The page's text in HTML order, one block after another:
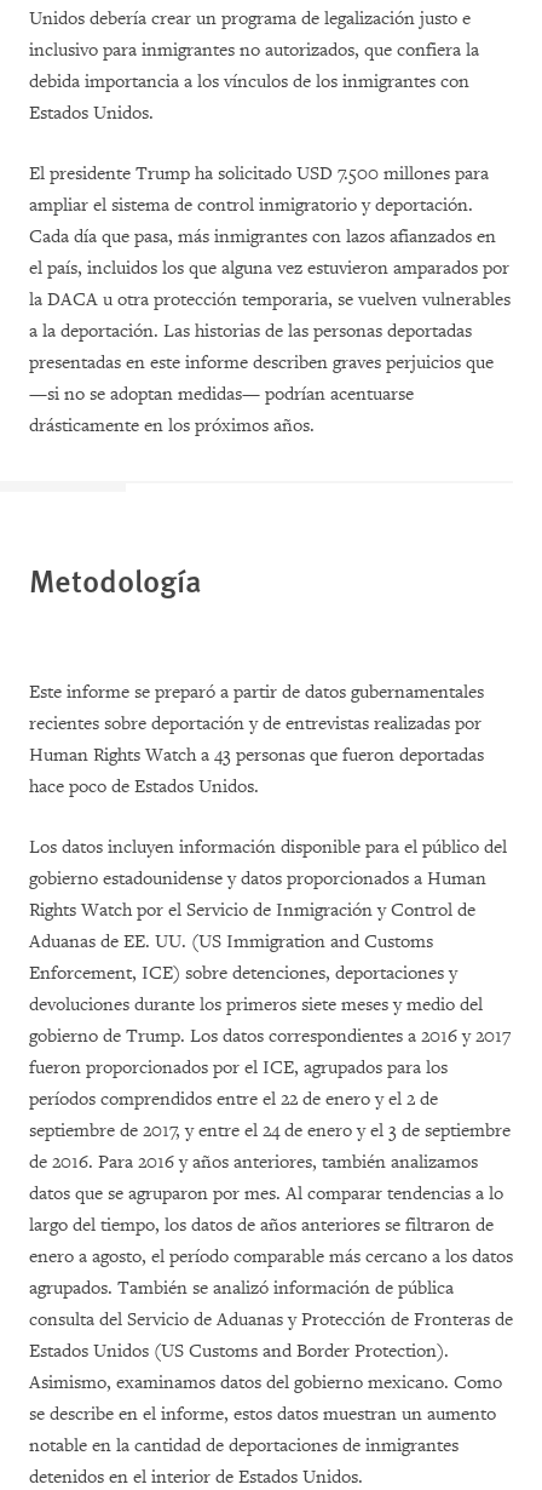
Unidos debería crear un programa de legalización justo e
inclusivo para inmigrantes no autorizados, que confiera la
debida importancia a los vínculos de los inmigrantes con
Estados Unidos.
El presidente Trump ha solicitado USD 7.500 millones para
ampliar el sistema de control inmigratorio y deportación.
Cada día que pasa, más inmigrantes con lazos afianzados en
el país, incluidos los que alguna vez estuvieron amparados por
la DACA u otra protección temporaria, se vuelven vulnerables
a la deportación. Las historias de las personas deportadas
presentadas en este informe describen graves perjuicios que
—si no se adoptan medidas— podrían acentuarse
drásticamente en los próximos años.
Metodología
Este informe se preparó a partir de datos gubernamentales
recientes sobre deportación y de entrevistas realizadas por
Human Rights Watch a 43 personas que fueron deportadas
hace poco de Estados Unidos.
Los datos incluyen información disponible para el público del
gobierno estadounidense y datos proporcionados a Human
Rights Watch por el Servicio de Inmigración y Control de
Aduanas de EE. UU. (US Immigration and Customs
Enforcement, ICE) sobre detenciones, deportaciones y
devoluciones durante los primeros siete meses y medio del
gobierno de Trump. Los datos correspondientes a 2016 y 2017
fueron proporcionados por el ICE, agrupados para los
períodos comprendidos entre el 22 de enero y el 2 de
septiembre de 2017, y entre el 24 de enero y el 3 de septiembre
de 2016. Para 2016 y años anteriores, también analizamos
datos que se agruparon por mes. Al comparar tendencias a lo
largo del tiempo, los datos de años anteriores se filtraron de
enero a agosto, el período comparable más cercano a los datos
agrupados. También se analizó información de pública
consulta del Servicio de Aduanas y Protección de Fronteras de
Estados Unidos (US Customs and Border Protection).
Asimismo, examinamos datos del gobierno mexicano. Como
se describe en el informe, estos datos muestran un aumento
notable en la cantidad de deportaciones de inmigrantes
detenidos en el interior de Estados Unidos.